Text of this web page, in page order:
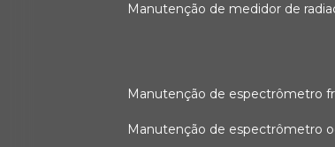
manutenção de medidor de
manutenção de espectrômetro
manutenção de espectrômetro